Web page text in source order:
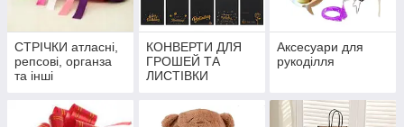
СТРІЧКИ атласні,
репсові, органза
та інші
КОНВЕРТИ ДЛЯ
ГРОШЕЙ ТА
ЛИСТІВКИ
Аксесуари для
рукоділля